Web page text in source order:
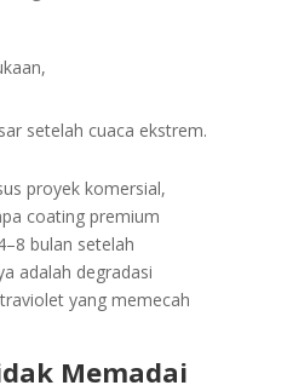
setelah cuaca ekstrem.
proyek komersial,
coating premium
bulan setelah
adalah degradasi
yang memecah
Memadai